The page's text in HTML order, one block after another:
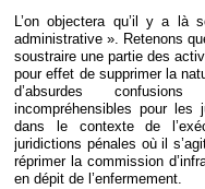
L’on objectera qu’il y a là
administrative ». Retenons
soustraire une partie des
pour effet de supprimer la
d’absurdes
incompréhensibles pour les
dans le contexte de
juridictions pénales où il
réprimer la commission
en dépit de l’enfermement.